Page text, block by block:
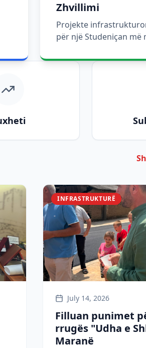
Zhvillimi
Projekte
për një Studeniçan më
INFRASTRUKTURË
July 14, 2026
Filluan punimet
rrugës "Udha e
Maranë